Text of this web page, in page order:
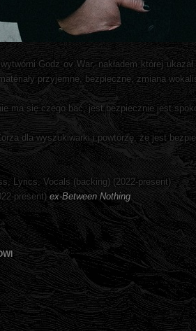
Godz ov War, nakładem której
przyjemne, bezpieczne, zmiana
ma się czego bać, jest bezpiecznie jest
dla wyszukiwarki i powtórzę, że jest
Lyrics, Vocals (backing) (2022-present)
present) ex-Between Nothing